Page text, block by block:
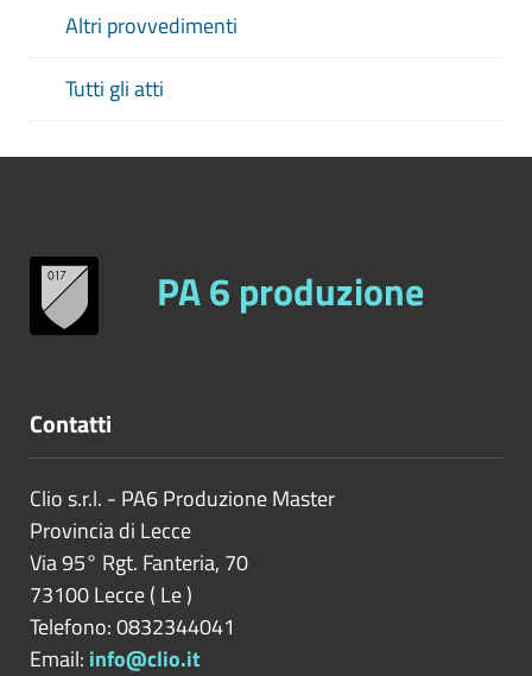
Altri provvedimenti
Tutti gli atti
PA 6 produzione
Contatti
Clio s.r.l. - PA6 Produzione Master
Provincia di Lecce
Via 95° Rgt. Fanteria, 70
73100Lecce( Le)
Telefono: 0832344041
Email: info@clio.it